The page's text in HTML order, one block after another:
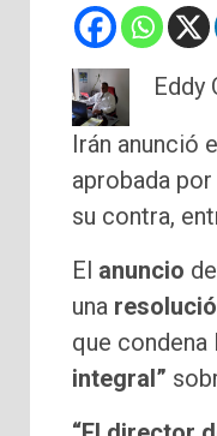
Eddy
Irán anunció
aprobada
su contra,
El anuncio
una
que
integral”